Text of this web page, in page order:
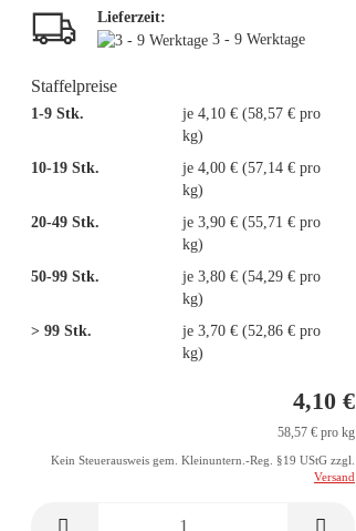
Lieferzeit:
3 - 9 Werktage
Staffelpreise
1-9 Stk.
je 4,10 € (58,57 € pro
kg)
10-19 Stk.
je 4,00 € (57,14 € pro
kg)
20-49 Stk.
je 3,90 € (55,71 € pro
kg)
50-99 Stk.
je 3,80 € (54,29 € pro
kg)
> 99 Stk.
je 3,70 € (52,86 € pro
kg)
4,10 €
58,57 € pro kg
Kein Steuerausweis gem. Kleinuntern.-Reg. §19 UStG zzgl.
Versand